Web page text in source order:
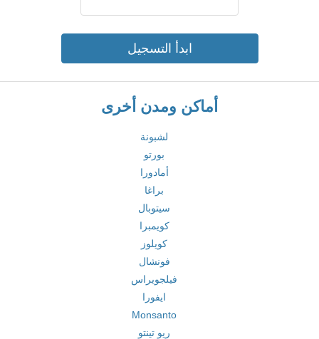
ابدأ التسجيل
أماكن ومدن أخرى
لشبونة
بورتو
أمادورا
براغا
سيتوبال
كويمبرا
كويلوز
فونشال
فيلجويراس
ايفورا
Monsanto
ريو تينتو